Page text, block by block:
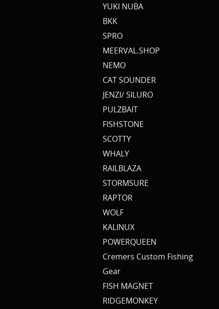
YUKI NUBA
BKK
SPRO
MEERVAL.SHOP
NEMO
CAT SOUNDER
JENZI/ SILURO
PULZBAIT
FISHSTONE
SCOTTY
WHALY
RAILBLAZA
STORMSURE
RAPTOR
WOLF
KALINUX
POWERQUEEN
Cremers Custom Fishing
Gear
FISH MAGNET
RIDGEMONKEY